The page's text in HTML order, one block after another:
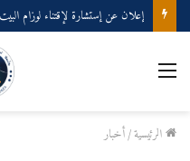
إعلان عن إستشارة لإقتناء لوزام
القائمة
الرئيسية/أخبار